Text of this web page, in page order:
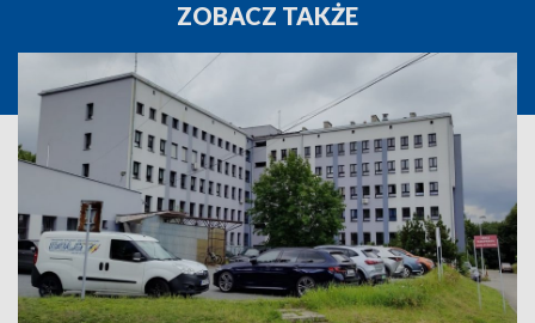
ZOBACZ TAKŻE